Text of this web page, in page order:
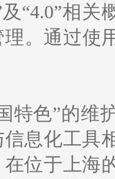
“4.0”相
。通过使
特色”的维
息化工具
位于上海